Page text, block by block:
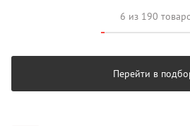
6 из 190
Перейти в